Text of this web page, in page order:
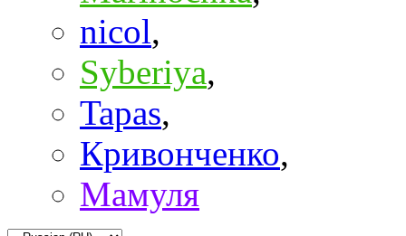
nicol,
Syberiya,
Tapas,
Кривонченко,
Мамуля